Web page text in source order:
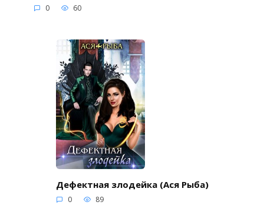
0 60
Дефектная злодейка (Ася Рыба)
0 89